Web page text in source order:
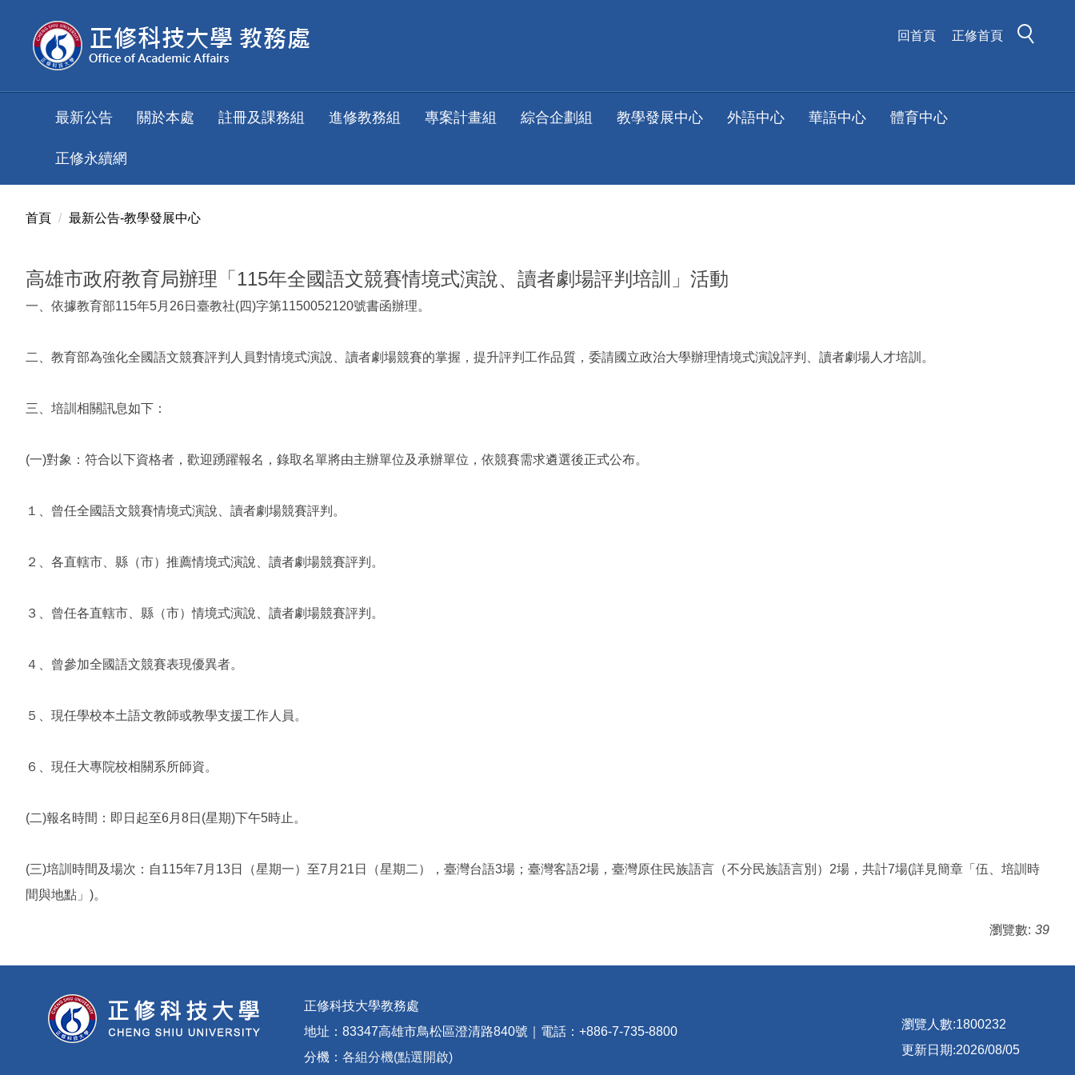
內
回首頁 正修首頁
最新公告 關於本處 註冊及課務組 進修教務組 專案計畫組 綜合企劃組 教學發展中心 外語中心 華語中心 體育中心
正修永續網
首頁 最新公告-教學發展中心
高雄市政府教育局辦理「115年全國語文競賽情境式演說、讀者劇場評判培訓」活動
一、依據教育部115年5月26日臺教社(四)字第1150052120號書函辦理。
二、教育部為強化全國語文競賽評判人員對情境式演說、讀者劇場競賽的掌握，提升評判工作品質，委請國立政治大學辦理情境式演說評判、讀者劇場人才培訓。
三、培訓相關訊息如下：
(一)對象：符合以下資格者，歡迎踴躍報名，錄取名單將由主辦單位及承辦單位，依競賽需求遴選後正式公布。
１、曾任全國語文競賽情境式演說、讀者劇場競賽評判。
２、各直轄市、縣（市）推薦情境式演說、讀者劇場競賽評判。
３、曾任各直轄市、縣（市）情境式演說、讀者劇場競賽評判。
４、曾參加全國語文競賽表現優異者。
５、現任學校本土語文教師或教學支援工作人員。
６、現任大專院校相關系所師資。
(二)報名時間：即日起至6月8日(星期)下午5時止。
(三)培訓時間及場次：自115年7月13日（星期一）至7月21日（星期二），臺灣台語3場；臺灣客語2場，臺灣原住民族語言（不分民族語言別）2場，共計7場(詳見簡章「伍、培訓時
間與地點」)。
瀏覽數: 39
正修科技大學教務處
地址：83347高雄市鳥松區澄清路840號｜電話：+886-7-735-8800
分機：各組分機(點選開啟)
瀏覽人數:1800232
更新日期:2026/08/05